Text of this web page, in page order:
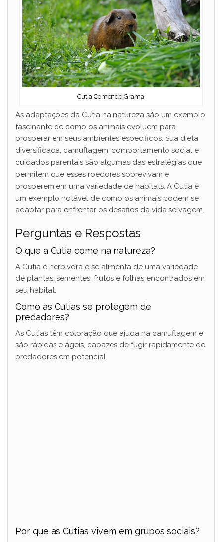
Cutia Comendo Grama
As adaptações da Cutia na natureza são um exemplo
fascinante de como os animais evoluem para
prosperar em seus ambientes específicos. Sua dieta
diversificada, camuflagem, comportamento social e
cuidados parentais são algumas das estratégias que
permitem que esses roedores sobrevivam e
prosperem em uma variedade de habitats. A Cutia é
um exemplo notável de como os animais podem se
adaptar para enfrentar os desafios da vida selvagem.
Perguntas e Respostas
O que a Cutia come na natureza?
A Cutia é herbívora e se alimenta de uma variedade
de plantas, sementes, frutos e folhas encontrados em
seu habitat.
Como as Cutias se protegem de
predadores?
As Cutias têm coloração que ajuda na camuflagem e
são rápidas e ágeis, capazes de fugir rapidamente de
predadores em potencial.
Por que as Cutias vivem em grupos sociais?